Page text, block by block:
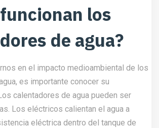
los
de agua?
en el impacto medioambiental de los
es importante conocer su
calentadores de agua pueden ser
Los eléctricos calientan el agua a
eléctrica dentro del tanque de